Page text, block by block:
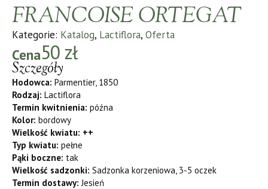
FRANCOISE ORTEGAT
Kategorie: Katalog, Lactiflora, Oferta
Cena50 zł
Szczegóły
Hodowca: Parmentier, 1850
Rodzaj: Lactiflora
Termin kwitnienia: późna
Kolor: bordowy
Wielkość kwiatu: ++
Typ kwiatu: pełne
Pąki boczne: tak
Wielkość sadzonki: Sadzonka korzeniowa, 3-5 oczek
Termin dostawy: Jesień